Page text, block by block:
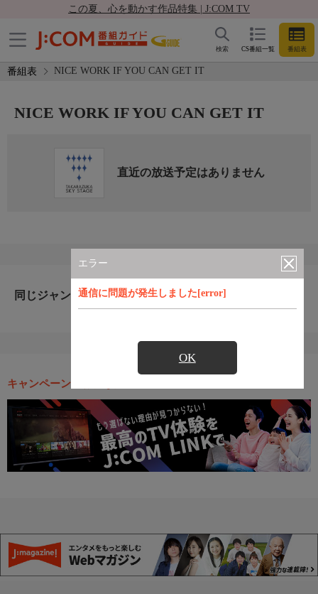
この夏、心を動かす作品特集 | J:COM TV
CS番組一覧 番組表
検索
番組表 NICE WORK IF YOU CAN GET IT
エラー
通信に問題が発生しました[error]
OK
NICE WORK IF YOU CAN GET IT
直近の放送予定はありません
同じジャンルのおすすめ番組
キャンペーン・お得な情報